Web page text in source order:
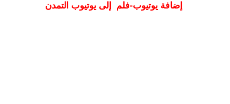
إضافة يوتيوب-فلم إلى يوتيوب التمدن